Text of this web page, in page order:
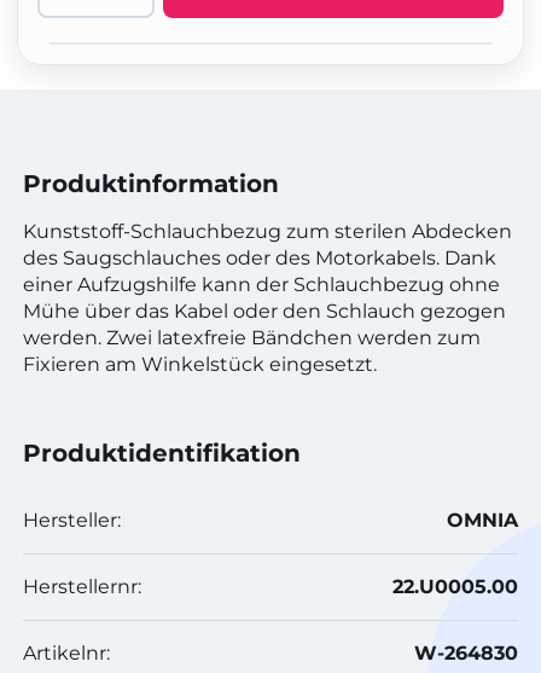
Produktinformation
Kunststoff-Schlauchbezug zum sterilen Abdecken
des Saugschlauches oder des Motorkabels. Dank
einer Aufzugshilfe kann der Schlauchbezug ohne
Mühe über das Kabel oder den Schlauch gezogen
werden. Zwei latexfreie Bändchen werden zum
Fixieren am Winkelstück eingesetzt.
Produktidentifikation
Hersteller: OMNIA
Herstellernr: 22.U0005.00
Artikelnr: W-264830